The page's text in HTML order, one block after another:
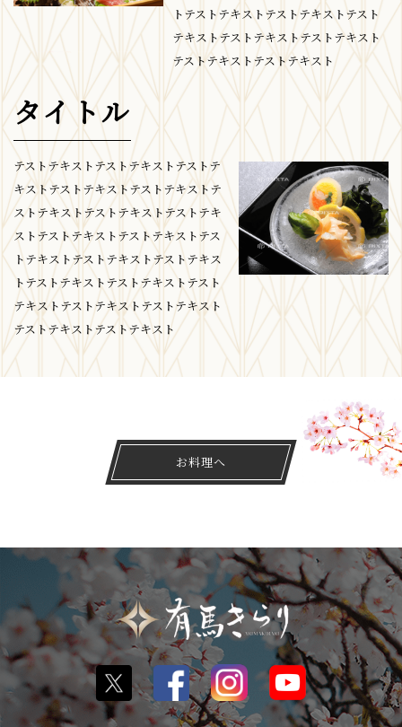
トテストテキストテストテキストテスト
テキストテストテキストテストテキスト
テストテキストテストテキスト
タイトル
テストテキストテストテキストテストテ
キストテストテキストテストテキストテ
ストテキストテストテキストテストテキ
ストテストテキストテストテキストテス
トテキストテストテキストテストテキス
トテストテキストテストテキストテスト
テキストテストテキストテストテキスト
テストテキストテストテキスト
お料理へ